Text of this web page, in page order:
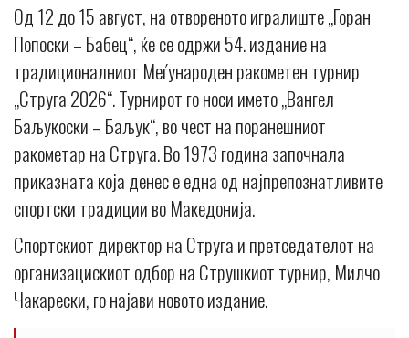
Од 12 до 15 август, на отвореното игралиште „Горан
Попоски – Бабец“, ќе се одржи 54. издание на
традиционалниот Меѓународен ракометен турнир
„Струга 2026“. Турнирот го носи името „Вангел
Баљукоски – Баљук“, во чест на поранешниот
ракометар на Струга. Во 1973 година започнала
приказната која денес е една од најпрепознатливите
спортски традиции во Македонија.
Спортскиот директор на Струга и претседателот на
организацискиот одбор на Струшкиот турнир, Милчо
Чакарески, го најави новото издание.